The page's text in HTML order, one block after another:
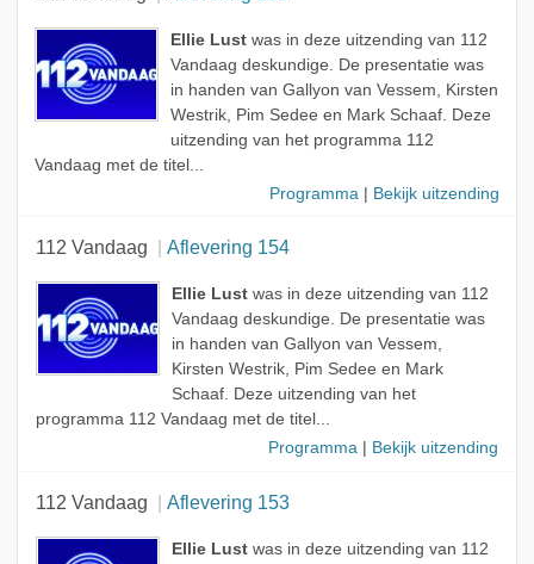
Presentator
Gast
Onderwerp
Op lokatie
Ellie Lustwas in deze uitzending van 112
Vandaag deskundige. De presentatie was
in handen van Gallyon van Vessem, Kirsten
Westrik, Pim Sedee en Mark Schaaf. Deze
uitzending van het programma 112
Vandaag met de titel...
Programma
Bekijk uitzending
112 Vandaag Aflevering 154
Ellie Lustwas in deze uitzending van 112
Vandaag deskundige. De presentatie was
in handen van Gallyon van Vessem,
Kirsten Westrik, Pim Sedee en Mark
Schaaf. Deze uitzending van het
programma 112 Vandaag met de titel...
Programma
Bekijk uitzending
112 Vandaag Aflevering 153
Ellie Lustwas in deze uitzending van 112